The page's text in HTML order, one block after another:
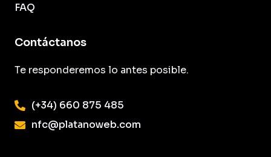
FAQ
Contáctanos
Te responderemos lo antes posible.
(+34) 660 875 485
nfc@platanoweb.com